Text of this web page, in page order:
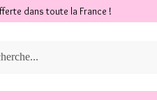
dans toute la France !